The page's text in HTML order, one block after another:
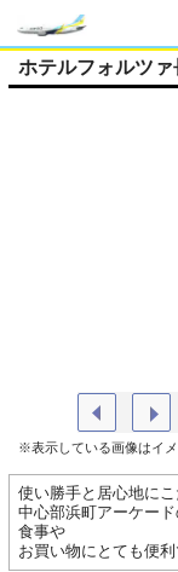
ホテルフォルツァ
※表示している画像はイメ
使い勝手と居心地に
中心部浜町アーケー
食事や
お買い物にとても便